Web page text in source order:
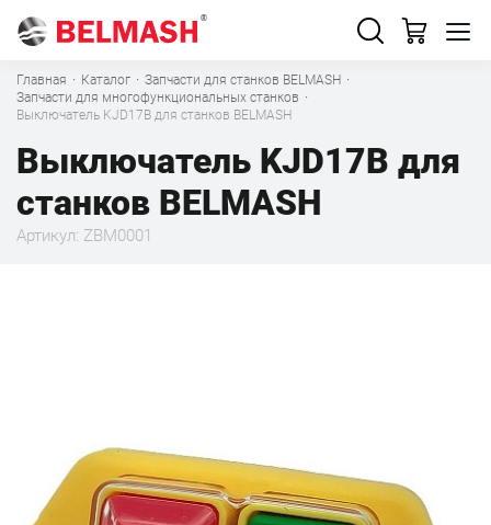
Главная · Каталог · Запчасти для станков BELMASH ·
Запчасти для многофункциональных станков ·
Выключатель KJD17В для станков BELMASH
Выключатель KJD17В для
станков BELMASH
Артикул: ZBM0001